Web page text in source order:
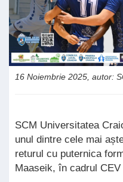
16 Noiembrie 2025, autor:
SCM Universitatea
unul dintre cele mai
returul cu puternica
Maaseik, în cadrul